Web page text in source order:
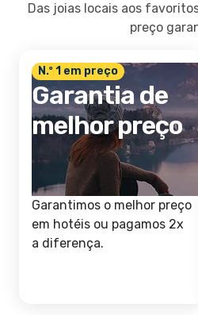
Das joias locais aos
preço
N.º 1 em preço
Garantia de
melhor preço
Garantimos o melhor preço
em hotéis ou pagamos 2x
a diferença.